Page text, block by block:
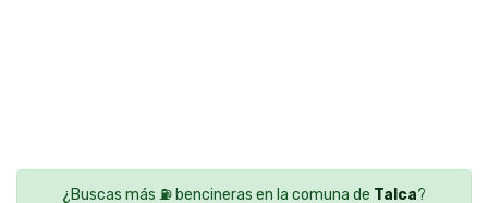
¿Buscas más ⛽ bencineras en la comuna de Talca?